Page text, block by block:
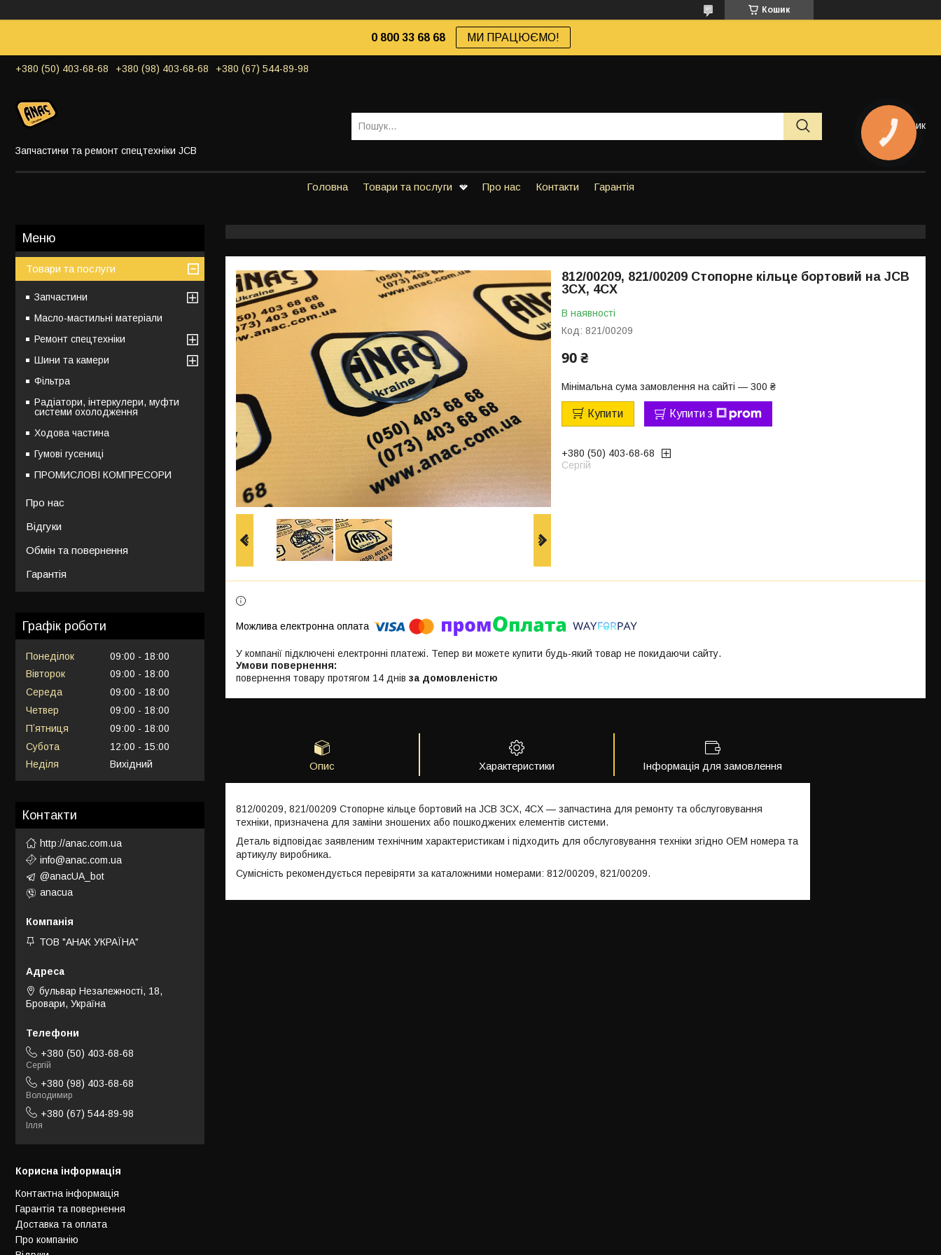
Кошик
0 800 33 68 68 МИ ПРАЦЮЄМО!
+380 (50) 403-68-68 +380 (98) 403-68-68 +380 (67) 544-89-98
Запчастини та ремонт спецтехніки JCB
Кошик
Головна Товари та послуги Про нас Контакти Гарантія
812/00209, 821/00209 Стопорне кільце бортовий на JCB
3CX, 4CX
В наявності
Код: 821/00209
90 ₴
Мінімальна сума замовлення на сайті — 300 ₴
Купити Купити з
+380 (50) 403-68-68
Сергій
У компанії підключені електронні платежі. Тепер ви можете купити будь-який товар не покидаючи сайту.
повернення товару протягом 14 днів за домовленістю
Опис Характеристики Інформація для замовлення
812/00209, 821/00209 Стопорне кільце бортовий на JCB 3CX, 4CX — запчастина для ремонту та обслуговування
техніки, призначена для заміни зношених або пошкоджених елементів системи.
Деталь відповідає заявленим технічним характеристикам і підходить для обслуговування техніки згідно OEM номера та
артикулу виробника.
Сумісність рекомендується перевіряти за каталожними номерами: 812/00209, 821/00209.
Товари та послуги
Запчастини
Масло-мастильні матеріали
Ремонт спецтехніки
Шини та камери
Фільтра
Радіатори, інтеркулери, муфти
системи охолодження
Ходова частина
Гумові гусениці
ПРОМИСЛОВІ КОМПРЕСОРИ
Про нас
Відгуки
Обмін та повернення
Гарантія
Графік роботи
Понеділок 09:00
18:00
Вівторок
09:00
18:00
Середа
09:00
18:00
Четвер
09:00
18:00
Пʼятниця
09:00
18:00
Субота
12:00
15:00
Неділя
Вихідний
Контакти
http://anac.com.ua
info@anac.com.ua
@anacUA_bot
anacua
ТОВ "АНАК УКРАЇНА"
бульвар Незалежності, 18,
Бровари, Україна
+380 (50) 403-68-68
Сергій
+380 (98) 403-68-68
Володимир
+380 (67) 544-89-98
Ілля
Корисна інформація
Контактна інформація
Гарантія та повернення
Доставка та оплата
Про компанію
КНОПКА
ЗВ'ЯЗКУ